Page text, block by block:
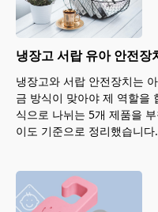
냉장고 서랍 유아 안전장
냉장고와 서랍 안전장치는
금 방식이 맞아야 제 역할을
식으로 나뉘는 5개 제품을
이도 기준으로 정리했습니다.